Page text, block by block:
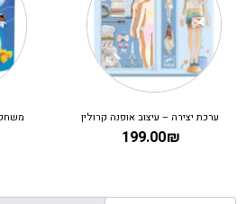
ערכת יצירה – עיצוב אופנה קרולין
199.00₪